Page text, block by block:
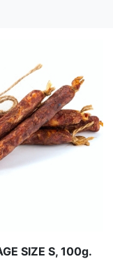
SIZE S, 100g.